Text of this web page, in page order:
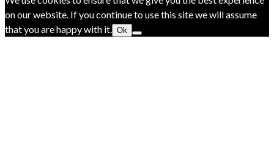
on our website. If you continue to use this site we will assume
that you are happy with it.
Ok